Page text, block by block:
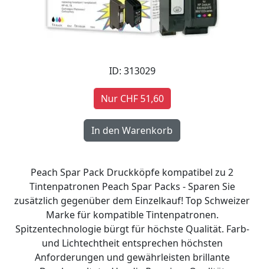
ID: 313029
Nur CHF 51,60
Peach Spar Pack Druckköpfe kompatibel zu 2
Tintenpatronen Peach Spar Packs - Sparen Sie
zusätzlich gegenüber dem Einzelkauf! Top Schweizer
Marke für kompatible Tintenpatronen.
Spitzentechnologie bürgt für höchste Qualität. Farb-
und Lichtechtheit entsprechen höchsten
Anforderungen und gewährleisten brillante